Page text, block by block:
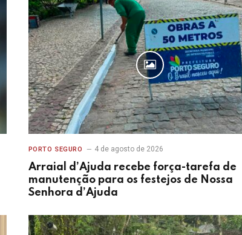
PORTO SEGURO 4 de agosto de 2026
Arraial d’Ajuda recebe força-tarefa de
manutenção para os festejos de Nossa
Senhora d’Ajuda